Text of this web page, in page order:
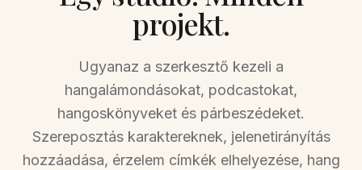
projekt.
Ugyanaz a szerkesztő kezeli a
hangalámondásokat, podcastokat,
hangoskönyveket és párbeszédeket.
Szereposztás karaktereknek, jelenetirányítás
hozzáadása, érzelem címkék elhelyezése, hang